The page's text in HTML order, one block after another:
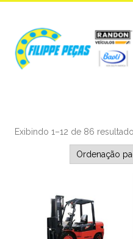
Exibindo 1–12 de 86